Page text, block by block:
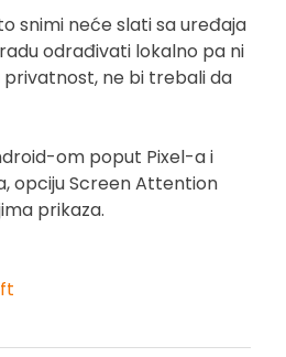
snimi neće slati sa uređaja
odrađivati lokalno pa ni
privatnost, ne bi trebali da
om poput Pixel-a i
opciju Screen Attention
prikaza.